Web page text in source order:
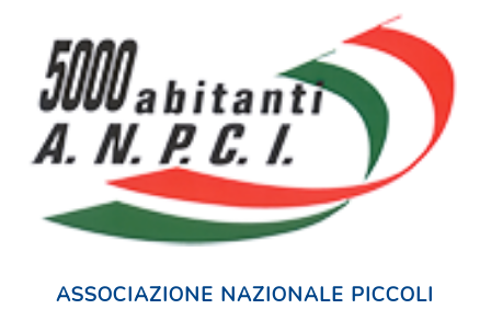
ASSOCIAZIONE NAZIONALE PICCOLI